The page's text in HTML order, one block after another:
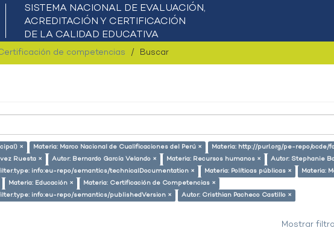
de competencias Buscar
× Materia: Marco Nacional de Cualificaciones del Perú ×
Materia: http://purl.org/pe-repo/ocde/
Ruesta × Autor: Bernardo García Velando × Materia: Recursos humanos ×
Autor: Stephanie
info:eu-repo/semantics/technicalDocumentation ×
Materia: Políticas públicas ×
Materia:
Materia: Educación ×
Materia: Certificación de Competencias ×
info:eu-repo/semantics/publishedVersion ×
Autor: Cristhian Pacheco Castillo ×
Mostrar